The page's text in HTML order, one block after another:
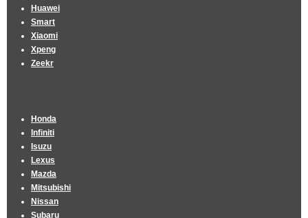
Huawei
Smart
Xiaomi
Xpeng
Zeekr
Honda
Infiniti
Isuzu
Lexus
Mazda
Mitsubishi
Nissan
Subaru